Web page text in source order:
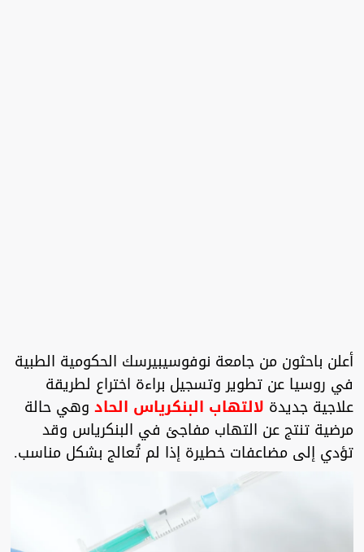
أعلن باحثون من جامعة نوفوسيبيرسك الحكومية الطبية
في روسيا عن تطوير وتسجيل براءة اختراع لطريقة
علاجية جديدة لالتهاب البنكرياس الحاد وهي حالة
مرضية تنتج عن التهاب مفاجئ في البنكرياس وقد
تؤدي إلى مضاعفات خطيرة إذا لم تُعالج بشكل مناسب.